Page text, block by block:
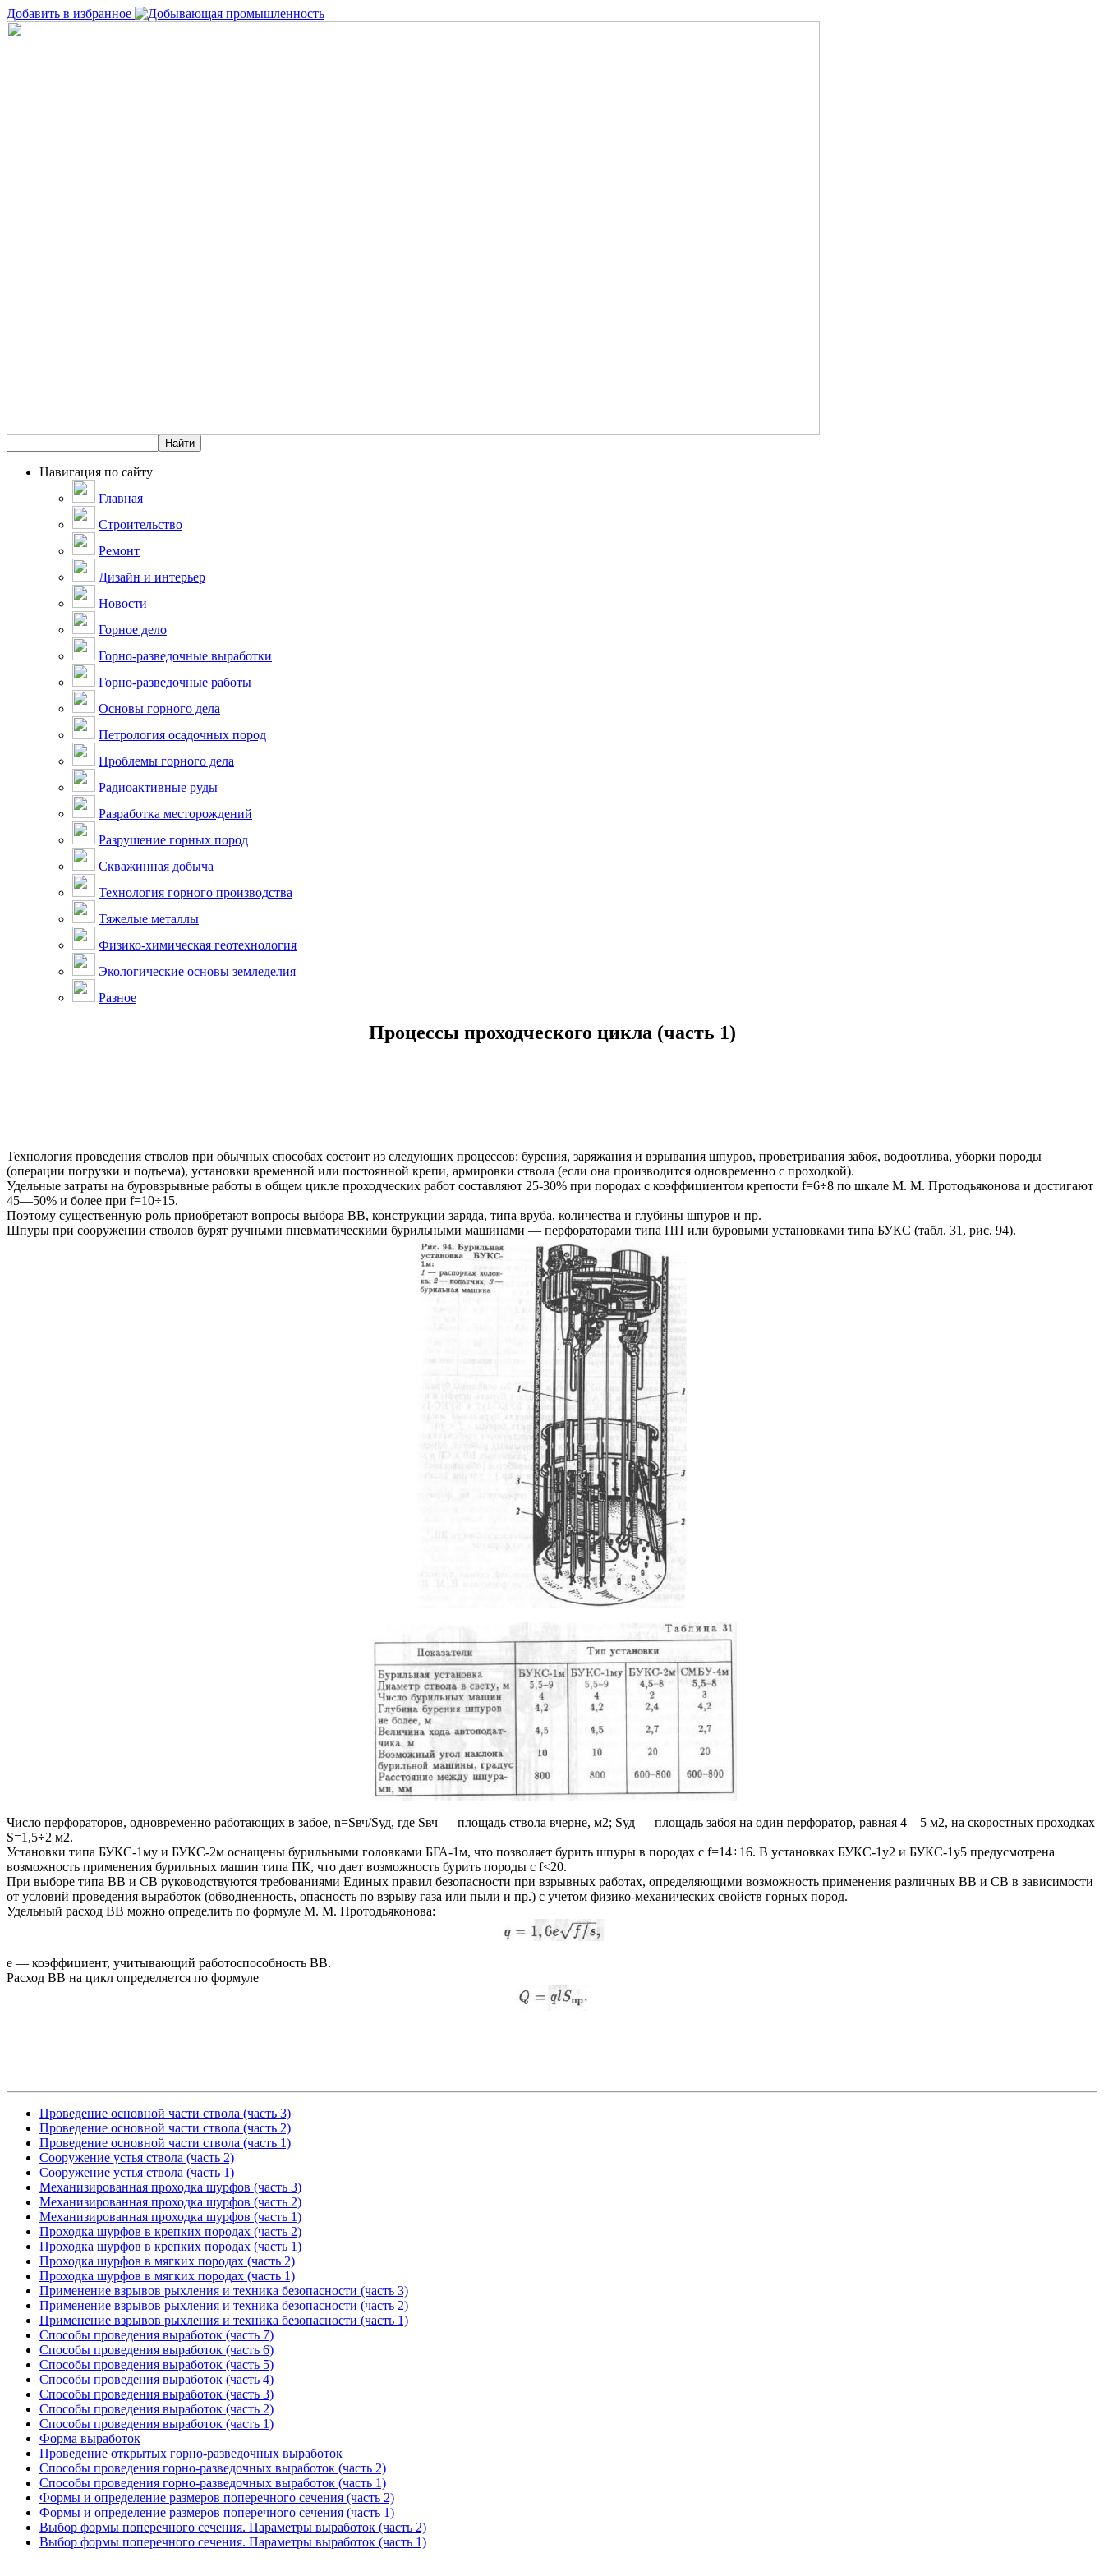
Добавить в избранное
Навигация по сайту
Главная
Строительство
Ремонт
Дизайн и интерьер
Новости
Горное дело
Горно-разведочные выработки
Горно-разведочные работы
Основы горного дела
Петрология осадочных пород
Проблемы горного дела
Радиоактивные руды
Разработка месторождений
Разрушение горных пород
Скважинная добыча
Технология горного производства
Тяжелые металлы
Физико-химическая геотехнология
Экологические основы земледелия
Разное
Процессы проходческого цикла (часть 1)
Технология проведения стволов при обычных способах состоит из следующих процессов: бурения, заряжания и взрывания шпуров, проветривания забоя, водоотлива, уборки породы
(операции погрузки и подъема), установки временной или постоянной крепи, армировки ствола (если она производится одновременно с проходкой).
Удельные затраты на буровзрывные работы в общем цикле проходческих работ составляют 25-30% при породах с коэффициентом крепости f=6÷8 по шкале М. М. Протодьяконова и достигают
45—50% и более при f=10÷15.
Поэтому существенную роль приобретают вопросы выбора ВВ, конструкции заряда, типа вруба, количества и глубины шпуров и пр.
Шпуры при сооружении стволов бурят ручными пневматическими бурильными машинами — перфораторами типа ПП или буровыми установками типа БУКС (табл. 31, рис. 94).
Число перфораторов, одновременно работающих в забое, n=Sвч/Sуд, где Sвч — площадь ствола вчерне, м2; Sуд — площадь забоя на один перфоратор, равная 4—5 м2, на скоростных проходках
S=1,5÷2 м2.
Установки типа БУКС-1му и БУКС-2м оснащены бурильными головками БГА-1м, что позволяет бурить шпуры в породах с f=14÷16. В установках БУКС-1у2 и БУКС-1у5 предусмотрена
возможность применения бурильных машин типа ПК, что дает возможность бурить породы с f<20.
При выборе типа ВВ и СВ руководствуются требованиями Единых правил безопасности при взрывных работах, определяющими возможность применения различных ВВ и СВ в зависимости
от условий проведения выработок (обводненность, опасность по взрыву газа или пыли и пр.) с учетом физико-механических свойств горных пород.
Удельный расход ВВ можно определить по формуле М. М. Протодьяконова:
е — коэффициент, учитывающий работоспособность ВВ.
Расход ВВ на цикл определяется по формуле
Проведение основной части ствола (часть 3)
Проведение основной части ствола (часть 2)
Проведение основной части ствола (часть 1)
Сооружение устья ствола (часть 2)
Сооружение устья ствола (часть 1)
Механизированная проходка шурфов (часть 3)
Механизированная проходка шурфов (часть 2)
Механизированная проходка шурфов (часть 1)
Проходка шурфов в крепких породах (часть 2)
Проходка шурфов в крепких породах (часть 1)
Проходка шурфов в мягких породах (часть 2)
Проходка шурфов в мягких породах (часть 1)
Применение взрывов рыхления и техника безопасности (часть 3)
Применение взрывов рыхления и техника безопасности (часть 2)
Применение взрывов рыхления и техника безопасности (часть 1)
Способы проведения выработок (часть 7)
Способы проведения выработок (часть 6)
Способы проведения выработок (часть 5)
Способы проведения выработок (часть 4)
Способы проведения выработок (часть 3)
Способы проведения выработок (часть 2)
Способы проведения выработок (часть 1)
Форма выработок
Проведение открытых горно-разведочных выработок
Способы проведения горно-разведочных выработок (часть 2)
Способы проведения горно-разведочных выработок (часть 1)
Формы и определение размеров поперечного сечения (часть 2)
Формы и определение размеров поперечного сечения (часть 1)
Выбор формы поперечного сечения. Параметры выработок (часть 2)
Выбор формы поперечного сечения. Параметры выработок (часть 1)